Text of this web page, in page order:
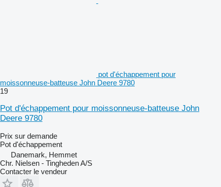
pot d'échappement pour
moissonneuse-batteuse John Deere 9780
19
Pot d'échappement pour moissonneuse-batteuse John
Deere 9780
Prix sur demande
Pot d'échappement
Danemark, Hemmet
Chr. Nielsen - Tingheden A/S
Contacter le vendeur